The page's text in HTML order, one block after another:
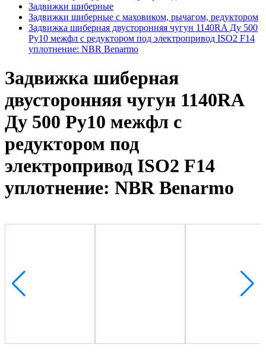
Задвижки шиберные
Задвижки шиберные с маховиком, рычагом, редуктором
Задвижка шиберная двусторонняя чугун 1140RA Ду 500
Ру10 межфл с редуктором под электропривод ISO2 F14
уплотнение: NBR Benarmo
Задвижка шиберная
двусторонняя чугун 1140RA
Ду 500 Ру10 межфл с
редуктором под
электропривод ISO2 F14
уплотнение: NBR Benarmo